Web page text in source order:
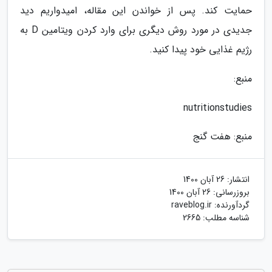
حمایت کند. پس از خواندن این مقاله، امیدواریم دید
جدیدی در مورد روش دیگری برای وارد کردن ویتامین D به
رژیم غذایی خود پیدا کنید.
منبع:
nutritionstudies
منبع: هفت گنج
انتشار: 26 آبان 1400
بروزرسانی: 26 آبان 1400
گردآورنده: raveblog.ir
شناسه مطلب: 2665